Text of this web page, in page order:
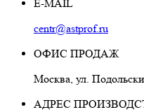
E-MAIL
centr@astprof.ru
ОФИС ПРОДАЖ
Москва, ул.
АДРЕС